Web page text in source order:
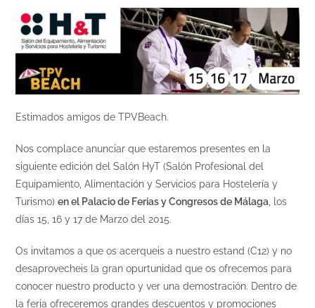
Estimados amigos de TPVBeach.
Nos complace anunciar que estaremos presentes en la
siguiente edición del Salón HyT (Salón Profesional del
Equipamiento, Alimentación y Servicios para Hostelería y
Turismo)en el Palacio de Ferias y Congresos de Málaga , los
días 15, 16 y 17 de Marzo del 2015.
Os invitamos a que os acerqueis a nuestro estand (C12) y no
desaprovecheis la gran opurtunidad que os ofrecemos para
conocer nuestro producto y ver una demostración. Dentro de
la feria ofreceremos grandes descuentos y promociones